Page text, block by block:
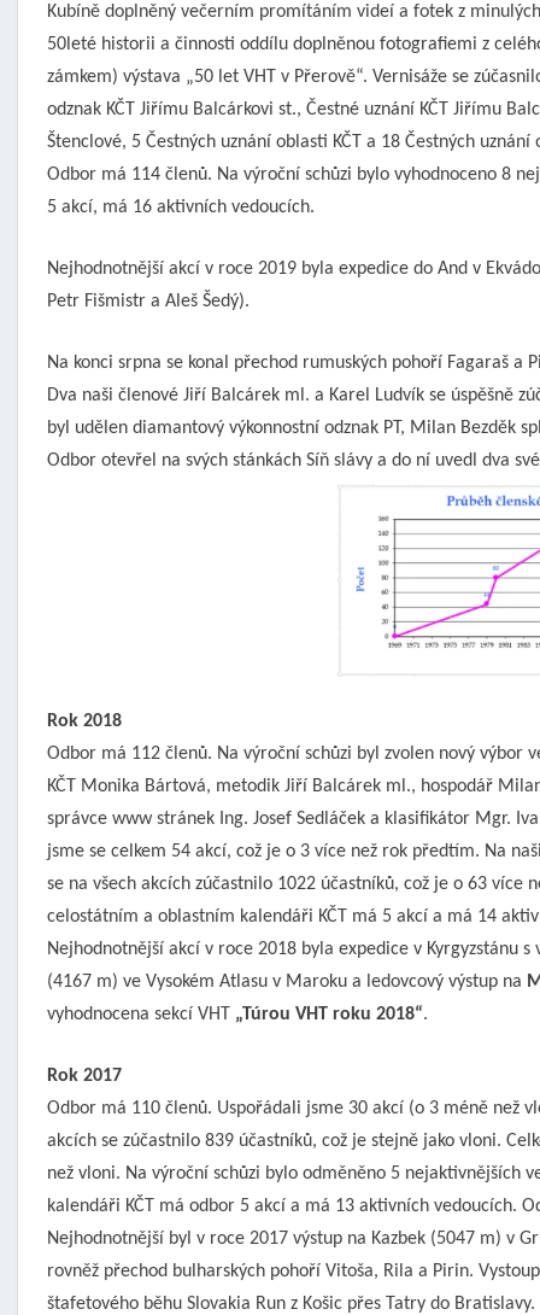
Kubíně doplněný večerním promítáním videí a fotek z
50leté historii a činnosti oddílu doplněnou fotografiemi z
zámkem) výstava „50 let VHT v Přerově“. Vernisáže se
odznak KČT Jiřímu Balcárkovi st., Čestné uznání KČT Jiřímu
Štenclové, 5 Čestných uznání oblasti KČT a 18 Čestných uznání
Odbor má 114 členů. Na výroční schůzi bylo vyhodnoceno 8
5 akcí, má 16 aktivních vedoucích.
Nejhodnotnější akcí v roce 2019 byla expedice do And v
Petr Fišmistr a Aleš Šedý).
Na konci srpna se konal přechod rumuských pohoří Fagaraš
Dva naši členové Jiří Balcárek ml. a Karel Ludvík se úspěšně
byl udělen diamantový výkonnostní odznak PT, Milan Bezděk
Odbor otevřel na svých stánkách Síň slávy a do ní uvedl dva
Rok 2018
Odbor má 112 členů. Na výroční schůzi byl zvolen nový výbor
KČT Monika Bártová, metodik Jiří Balcárek ml., hospodář
správce www stránek Ing. Josef Sedláček a klasifikátor Mgr.
jsme se celkem 54 akcí, což je o 3 více než rok předtím. Na
se na všech akcích zúčastnilo 1022 účastníků, což je o 63
celostátním a oblastním kalendáři KČT má 5 akcí a má 14
Nejhodnotnější akcí v roce 2018 byla expedice v Kyrgyzstánu
(4167 m) ve Vysokém Atlasu v Maroku a ledovcový výstup na
vyhodnocena sekcí VHT „Túrou VHT roku 2018“.
Rok 2017
Odbor má 110 členů. Uspořádali jsme 30 akcí (o 3 méně než
akcích se zúčastnilo 839 účastníků, což je stejně jako vloni.
než vloni. Na výroční schůzi bylo odměněno 5 nejaktivnějších
kalendáři KČT má odbor 5 akcí a má 13 aktivních vedoucích.
Nejhodnotnější byl v roce 2017 výstup na Kazbek (5047 m) v
rovněž přechod bulharských pohoří Vitoša, Rila a Pirin.
štafetového běhu Slovakia Run z Košic přes Tatry do